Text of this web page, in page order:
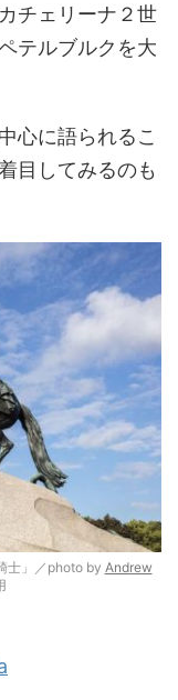
チェリーナ２世
テルブルクを大
心に語られるこ
目してみるのも
士」／photo by Andrew